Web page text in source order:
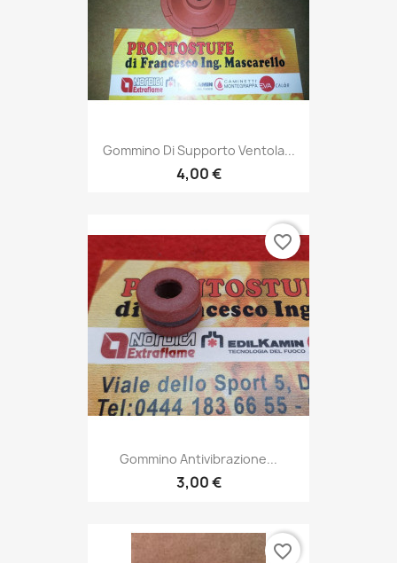
Gommino Di Supporto Ventola...
4,00 €
Gommino Antivibrazione...
3,00 €
favorite_border
favorite_border